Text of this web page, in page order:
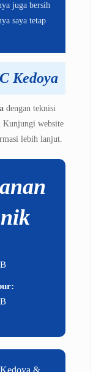
juga bersih
saya tetap
Kedoya
dengan teknisi
Kunjungi website
lebih lanjut.
&